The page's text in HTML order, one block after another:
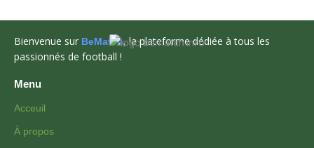
Bienvenue sur BeMatch, la plateforme dédiée à tous les
passionnés de football !
Menu
Acceuil
À propos